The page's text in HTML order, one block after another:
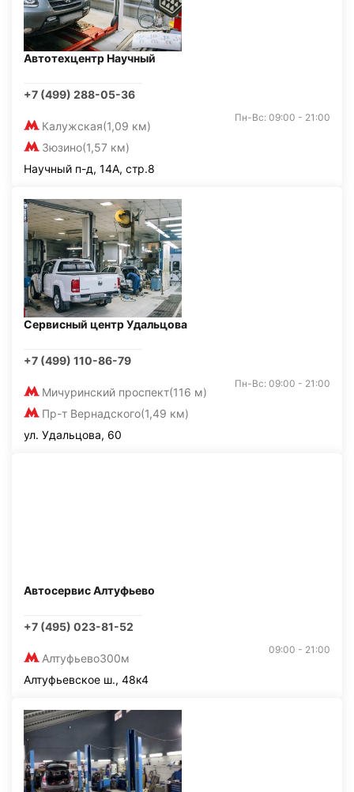
Автотехцентр Научный
+7 (499) 288-05-36
Калужская(1,09 км)
Зюзино(1,57 км)
Пн-Вс: 09:00 - 21:00
Научный п-д, 14А, стр.8
Сервисный центр Удальцова
+7 (499) 110-86-79
Мичуринский проспект(116 м)
Пр-т Вернадского(1,49 км)
Пн-Вс: 09:00 - 21:00
ул. Удальцова, 60
Автосервис Алтуфьево
+7 (495) 023-81-52
Алтуфьево300м
09:00 - 21:00
Алтуфьевское ш., 48к4